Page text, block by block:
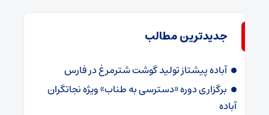
جدیدترین مطالب
آباده پیشتاز تولید گوشت شترمرغ در فارس
برگزاری دوره «دسترسی به طناب» ویژه نجاتگران
آباده